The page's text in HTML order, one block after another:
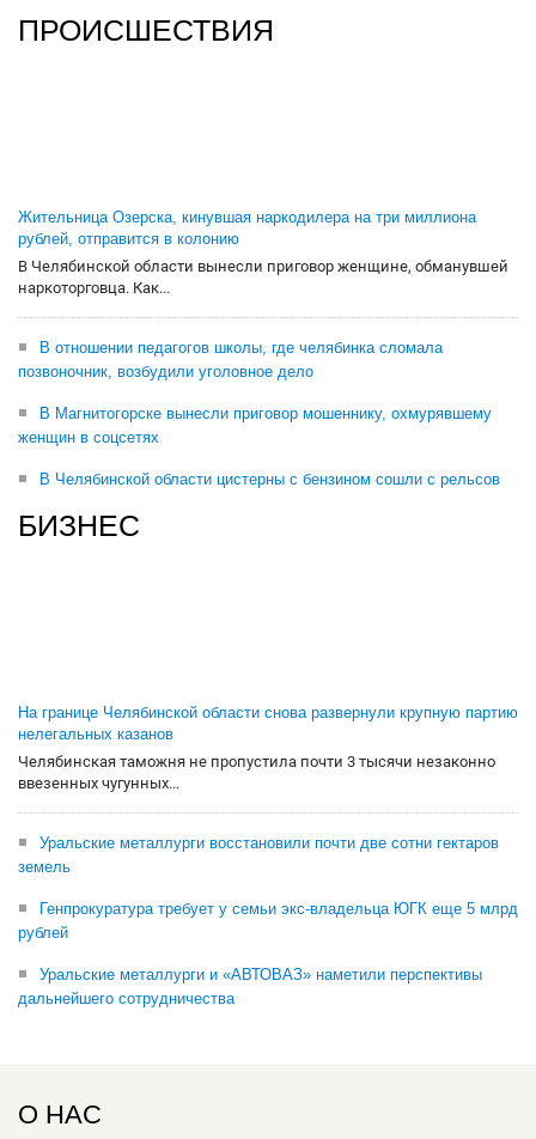
ПРОИСШЕСТВИЯ
Жительница Озерска, кинувшая наркодилера на три миллиона
рублей, отправится в колонию
В Челябинской области вынесли приговор женщине, обманувшей
наркоторговца. Как...
В отношении педагогов школы, где челябинка сломала
позвоночник, возбудили уголовное дело
В Магнитогорске вынесли приговор мошеннику, охмурявшему
женщин в соцсетях
В Челябинской области цистерны с бензином сошли с рельсов
БИЗНЕС
На границе Челябинской области снова развернули крупную партию
нелегальных казанов
Челябинская таможня не пропустила почти 3 тысячи незаконно
ввезенных чугунных...
Уральские металлурги восстановили почти две сотни гектаров
земель
Генпрокуратура требует у семьи экс-владельца ЮГК еще 5 млрд
рублей
Уральские металлурги и «АВТОВАЗ» наметили перспективы
дальнейшего сотрудничества
О НАС